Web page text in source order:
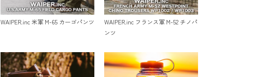
WAIPER.inc 米軍 M-65 カーゴパンツ
WAIPER.inc フランス軍 M-52 チノパ
ンツ